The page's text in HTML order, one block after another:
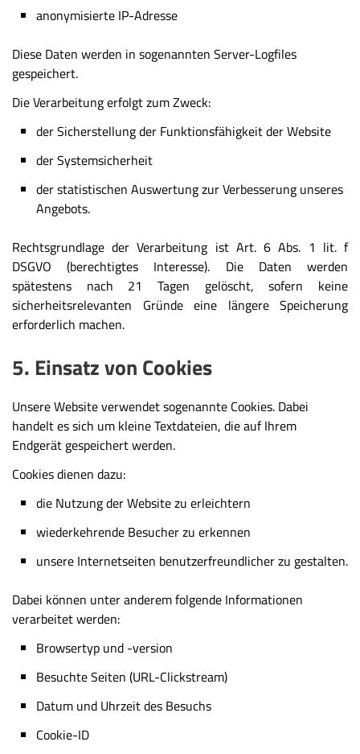
anonymisierte IP-Adresse
Diese Daten werden in sogenannten Server-Logfiles
gespeichert.
Die Verarbeitung erfolgt zum Zweck:
der Sicherstellung der Funktionsfähigkeit der Website
der Systemsicherheit
der statistischen Auswertung zur Verbesserung unseres
Angebots.
Rechtsgrundlage der Verarbeitung ist Art. 6 Abs. 1 lit. f
DSGVO (berechtigtes Interesse). Die Daten werden
spätestens nach 21 Tagen gelöscht, sofern keine
sicherheitsrelevanten Gründe eine längere Speicherung
erforderlich machen.
5. Einsatz von Cookies
Unsere Website verwendet sogenannte Cookies. Dabei
handelt es sich um kleine Textdateien, die auf Ihrem
Endgerät gespeichert werden.
Cookies dienen dazu:
die Nutzung der Website zu erleichtern
wiederkehrende Besucher zu erkennen
unsere Internetseiten benutzerfreundlicher zu gestalten.
Dabei können unter anderem folgende Informationen
verarbeitet werden:
Browsertyp und -version
Besuchte Seiten (URL-Clickstream)
Datum und Uhrzeit des Besuchs
Cookie-ID